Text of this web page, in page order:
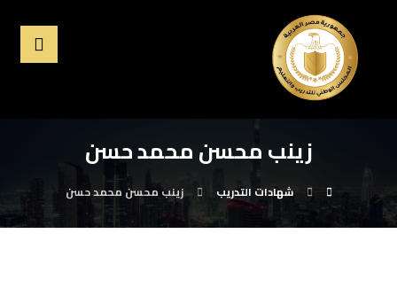
زينب محسن محمد حسن
شهادات التدريب زينب محسن محمد حسن